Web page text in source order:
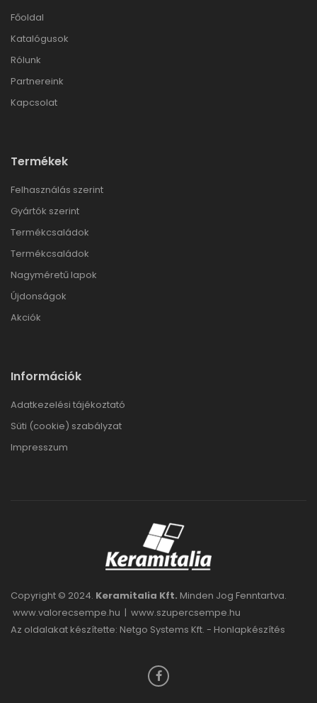
Főoldal
Katalógusok
Rólunk
Partnereink
Kapcsolat
Termékek
Felhasználás szerint
Gyártók szerint
Termékcsaládok
Termékcsaládok
Nagyméretű lapok
Újdonságok
Akciók
Információk
Adatkezelési tájékoztató
Süti (cookie) szabályzat
Impresszum
Copyright © 2024. Keramitalia Kft. Minden Jog Fenntartva.
www.valorecsempe.hu | www.szupercsempe.hu
Az oldalakat készítette: Netgo Systems Kft. - Honlapkészítés